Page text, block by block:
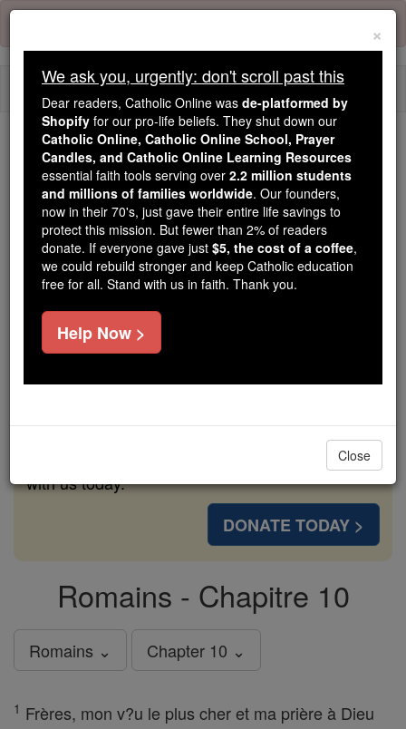
Skip
content
Because of You, 2.2 Million
Students Are Being Formed in the
Faith
Because of generous supporters like you,
Catholic Online School has already delivered
free, faithful Catholic education to over 2.2
million students across 193 countries. In an age
of noise and algorithms, you are helping form
souls with truth, prayer, Scripture, and Christ.
If everyone who reads this gave just $5 — the
families and keep this life-changing formation
free for all. Be Courageous. Be Catholic. Stand
with us today.
DONATE TODAY >
Romains - Chapitre 10
Romains ⌄ Chapter 10 ⌄
1 Frères, mon v?u le plus cher et ma prière à Dieu
×
We ask you, urgently: don't scroll past this
Dear readers, Catholic Online was de-platformed by
Shopify for our pro-life beliefs. They shut down our
Catholic Online, Catholic Online School, Prayer
Candles, and Catholic Online Learning Resources
essential faith tools serving over 2.2 million students
and millions of families worldwide. Our founders,
now in their 70's, just gave their entire life savings to
protect this mission. But fewer than 2% of readers
donate. If everyone gave just $5, the cost of a coffee,
we could rebuild stronger and keep Catholic education
free for all. Stand with us in faith. Thank you.
Help Now >
Close